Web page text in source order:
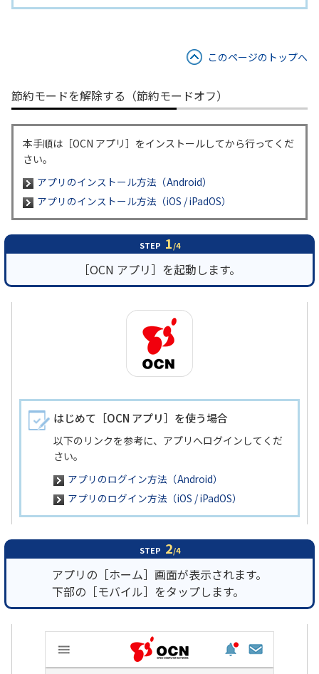
このページのトップへ
節約モードを解除する（節約モードオフ）
本手順は［OCN アプリ］をインストールしてから行ってくだ
さい。
アプリのインストール方法（Android）
アプリのインストール方法（iOS / iPadOS）
STEP 1/4
［OCN アプリ］を起動します。
はじめて［OCN アプリ］を使う場合
以下のリンクを参考に、アプリへログインしてくだ
さい。
アプリのログイン方法（Android）
アプリのログイン方法（iOS / iPadOS）
STEP 2/4
アプリの［ホーム］画面が表示されます。
下部の［モバイル］をタップします。